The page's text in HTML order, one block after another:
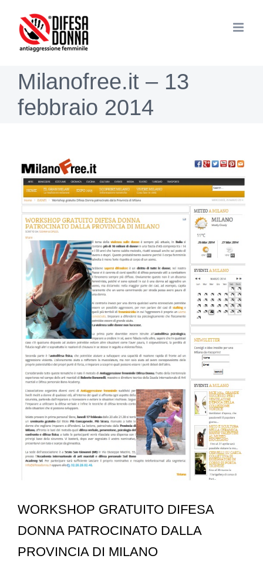
contenuto
Milanofree.it – 13
febbraio 2014
Ingrandisci
immagine
WORKSHOP GRATUITO DIFESA
DONNA PATROCINATO DALLA
PROVINCIA DI MILANO